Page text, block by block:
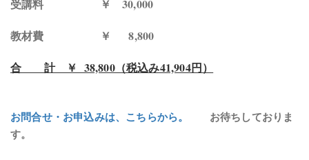
受講料 ￥ 30,000
教材費 ￥ 8,800
合 計 ￥ 38,800（税込み41,904円）
お問合せ・お申込みは、こちらから。 お待ちしておりま
す。